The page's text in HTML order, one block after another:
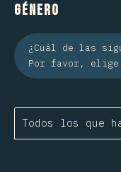
Género
¿Cuál de las
Por favor, elige
Todos los que